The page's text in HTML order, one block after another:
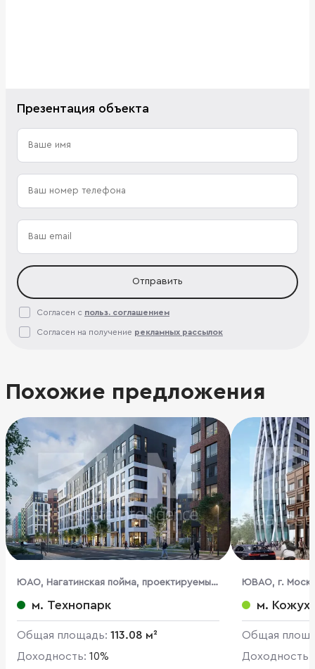
Презентация объекта
Отправить
Согласен с польз. соглашением
Согласен на получение рекламных рассылок
Похожие предложения
ЮАО, Нагатинская пойма, проектируемый
пр-д, 4062, вл.6
м. Технопарк
Общая площадь: 113.08 м²
Доходность: 10%
ЮВАО, г.
м.
Общая
Доходность: